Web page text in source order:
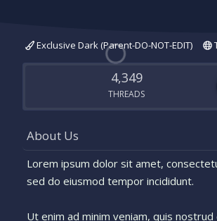
Exclusive Dark (Parent-DO-NOT-EDIT)
4,349
THREADS
About Us
Lorem ipsum dolor sit amet,
sed do eiusmod tempor incididunt.
Ut enim ad minim veniam, quis